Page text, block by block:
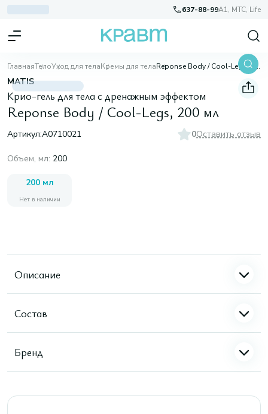
637-88-99A1, МТС, Life
ГлавнаяТелоУход для телаКремы для тела Reponse Body / Cool-Legs, 200 мл
MATIS
Крио-гель для тела с дренажным эффектом
Reponse Body / Cool-Legs, 200 мл
Артикул:A0710021 0Оставить отзыв
Объем, мл: 200
200 мл
Нет в наличии
Описание
Состав
Бренд